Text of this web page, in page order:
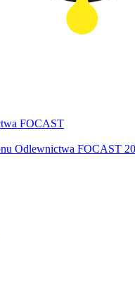
FOCAST
Odlewnictwa FOCAST